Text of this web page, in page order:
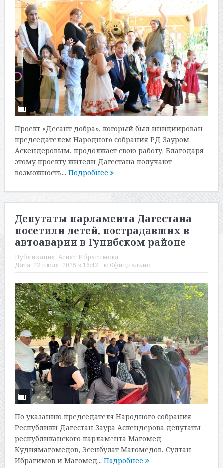
Проект «Десант добра», который был инициирован
председателем Народного собрания РД Зауром
Аскендеровым, продолжает свою работу. Благодаря
этому проекту жители Дагестана получают
возможность... Подробнее
Депутаты парламента Дагестана
посетили детей, пострадавших в
автоаварии в Гунибском районе
Публикация: Асият Ибрагимова
Дата: 22 июля, 2025 в 16:42 в: Официально
По указанию председателя Народного собрания
Республики Дагестан Заура Аскендерова депутаты
республиканского парламента Магомед
Кудиямагомедов, Эсенбулат Магомедов, Султан
Ибрагимов и Магомед... Подробнее